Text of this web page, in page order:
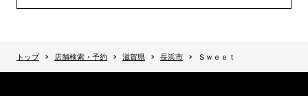
トップ 店舗検索・予約 滋賀県 長浜市 Ｓｗｅｅｔ